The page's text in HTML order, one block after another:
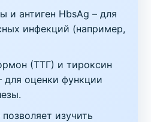
и антиген HbsAg – для
инфекций (например,
(ТТГ) и тироксин
для оценки функции
изучить